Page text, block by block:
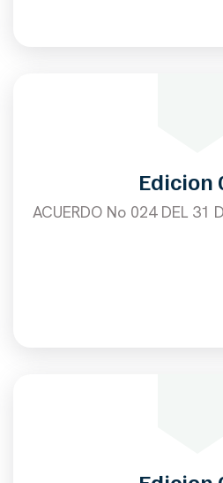
Edicion
ACUERDO No 024 DEL 31